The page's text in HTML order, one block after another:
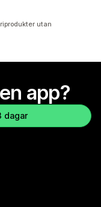
utan
app?
dagar